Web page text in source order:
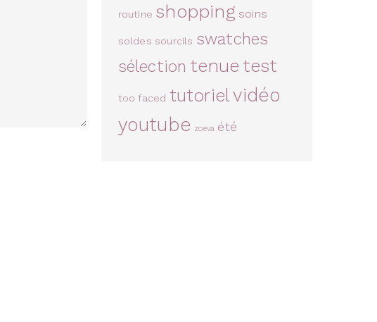
routine shopping soins
soldes sourcils swatches
sélection tenue test
too faced tutorielvidéo
youtube zoeva été